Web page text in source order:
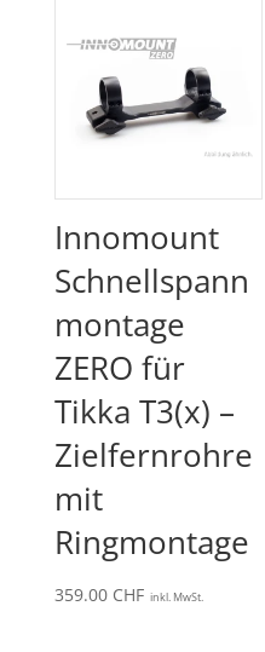
Innomount
Schnellspann
montage
ZERO für
Tikka T3(x) –
Zielfernrohre
mit
Ringmontage
359.00 CHF inkl. MwSt.